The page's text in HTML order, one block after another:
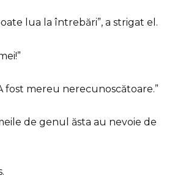
lua la întrebări”, a strigat el.
fost mereu nerecunoscătoare.”
de genul ăsta au nevoie de